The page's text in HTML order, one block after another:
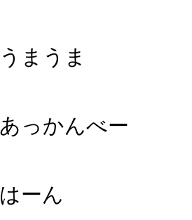
うまうま
あっかんべー
はーん